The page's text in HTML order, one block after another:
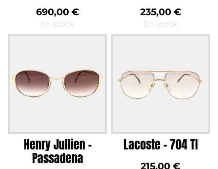
En stock
690,00 €
En stock
235,00 €
Henry Jullien –
Passadena
Lacoste – 704 TI
215,00 €